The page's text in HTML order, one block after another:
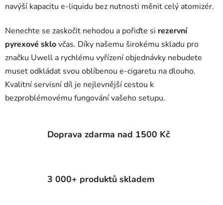
navýší kapacitu e-liquidu bez nutnosti měnit celý atomizér.
Nenechte se zaskočit nehodou a pořiďte si rezervní
pyrexové sklovčas. Díky našemu širokému skladu pro
značku Uwell a rychlému vyřízení objednávky nebudete
muset odkládat svou oblíbenou e-cigaretu na dlouho.
Kvalitní servisní díl je nejlevnější cestou k
bezproblémovému fungování vašeho setupu.
Doprava zdarma nad 1500 Kč
3 000+ produktů skladem